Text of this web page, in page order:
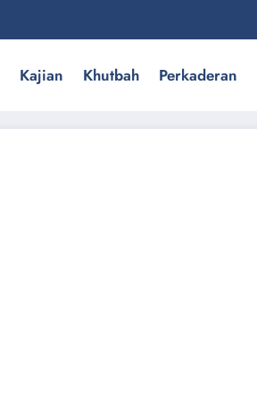
Kajian Khutbah Perkaderan